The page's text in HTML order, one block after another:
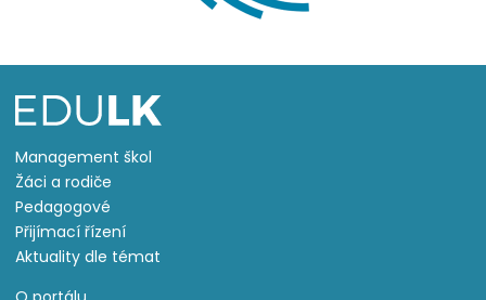
Management škol
Žáci a rodiče
Pedagogové
Přijímací řízení
Aktuality dle témat